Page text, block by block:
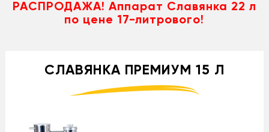
РАСПРОДАЖА! Аппарат Славянка 22 л
по цене 17-литрового!
СЛАВЯНКА ПРЕМИУМ 15 Л